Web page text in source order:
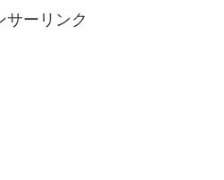
サーリンク